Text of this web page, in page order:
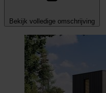
Bekijk volledige omschrijving